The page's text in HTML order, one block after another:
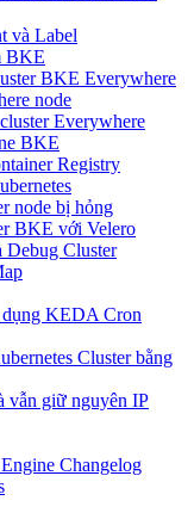
và Label
BKE
BKE Everywhere
node
Everywhere
BKE
Registry
node bị hỏng
BKE với Velero
Cluster
dụng KEDA Cron
Cluster bằng
vẫn giữ nguyên IP
Changelog